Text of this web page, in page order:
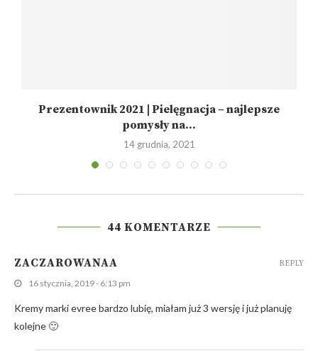
Prezentownik 2021 | Pielęgnacja – najlepsze
pomysły na...
14 grudnia, 2021
44 KOMENTARZE
ZACZAROWANAA
16 stycznia, 2019 - 6:13 pm
Kremy marki evree bardzo lubię, miałam już 3 wersję i już planuję
kolejne 🙂
REPLY